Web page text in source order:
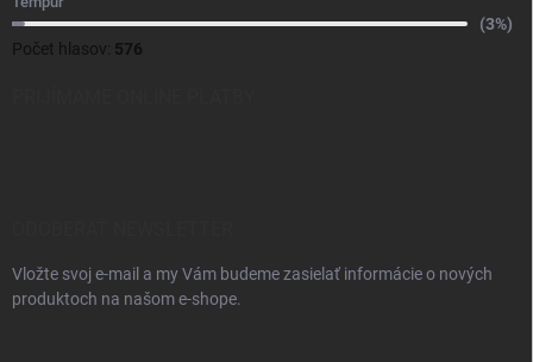
(3%)
Počet hlasov: 576
Vložte svoj e-mail a my Vám budeme zasielať informácie o nových
produktoch na našom e-shope.